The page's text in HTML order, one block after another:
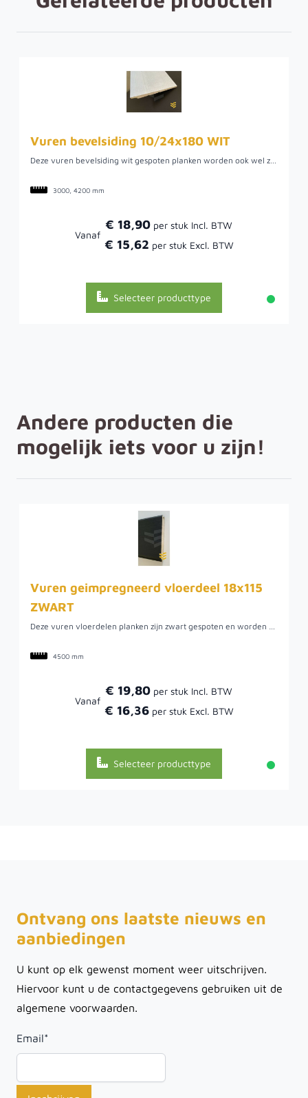
Vuren bevelsiding 10/24x180 WIT
Deze vuren bevelsiding wit gespoten planken worden ook wel zweeds rabat, ysselrabat of potdekselplanken genoemd. Dit vuren rabat heeft een geïmpregneerd onderlaag voor een langere levensduur en is vervolgens wit gespoten. De werkende breedte is 180 millimeter. Dit is de berekeningsmaat. Een voordeel van deze planken is dat ze wit gespoten zijn en niet gedompeld. Er zitten relatief weinig kwasten en noesten en de planken zijn geschikt voor bijvoorbeeld een schutting of om wanden voor een overkapping van te maken.
3000, 4200 mm
Vanaf
€ 18,90
€ 15,62
Selecteer producttype
Andere producten die
mogelijk iets voor u zijn!
Vuren geimpregneerd vloerdeel 18x115
ZWART
Deze vuren vloerdelen planken zijn zwart gespoten en worden ook wel 'dakbeschot planken' genoemd. Dit vuren rabat heeft een geïmpregneerde onderlaag voor een langere levensduur en is vervolgens twee keer zwart gespoten. De werkende breedte is 115 millimeter. Een voordeel van deze planken is dat ze dubbel zwart gespoten zijn en niet gedompeld. Gedompeld hout laat na verloop van tijd de originele kleur doorschemeren omdat die techniek maar een dunne laag aanbrengt. Er zitten relatief weinig kwasten en noesten in de vloerdelen, waardoor zeer geschikt voor bijvoorbeeld dakbeschot. Maar deze vloerdelen zijn ook geschikt voor een schutting of om wanden voor een overkapping van te maken. In dat geval kunnen deze zwarte vloerdelen zowel horizontaal als verticaal worden toegepast.
4500 mm
Vanaf
€ 19,80
€ 16,36
Selecteer producttype
Ontvang ons laatste nieuws en
aanbiedingen
U kunt op elk gewenst moment weer uitschrijven.
Hiervoor kunt u de contactgegevens gebruiken uit de
algemene voorwaarden.
Email*